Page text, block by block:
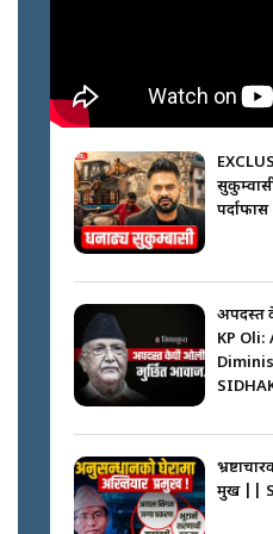
||
फेरि
कस्तो छ
घरबाट
लगाउन
|| PM
||
the
अपदस्त
KP Oli:
प्रमुख ||